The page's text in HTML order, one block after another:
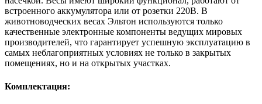
встроенного аккумулятора или от розетки 220В. В
животноводческих весах Эльтон используются только
качественные электронные компоненты ведущих мировых
производителей, что гарантирует успешную эксплуатацию в
самых неблагоприятных условиях не только в закрытых
помещениях, но и на открытых участках.
Комплектация: